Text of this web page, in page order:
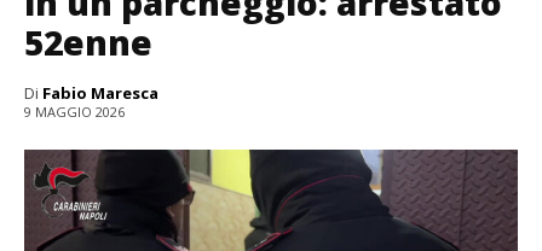
52enne
Di Fabio Maresca
9 MAGGIO 2026